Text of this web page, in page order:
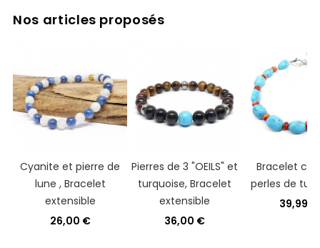
Nos articles proposés
Cyanite et pierre de
lune , Bracelet
extensible
26,00 €
Pierres de 3 "OEILS" et
turquoise, Bracelet
extensible
36,00 €
Bracelet
perles de
39,99 €